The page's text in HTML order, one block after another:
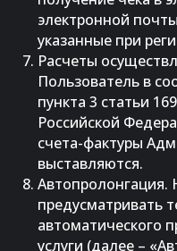
электронной
указанные при
Расчеты
Пользователь в
пункта 3 статьи
Российской
счета-фактуры
выставляются.
Автопролонгация.
предусматривать
автоматического
услуги (далее –